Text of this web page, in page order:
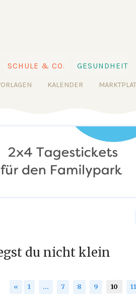
SCHULE & CO. GESUNDHEIT
KALENDER
du nicht klein
« 1 … 7 8 9 10 11